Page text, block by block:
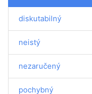
diskutabilný
neistý
nezaručený
pochybný